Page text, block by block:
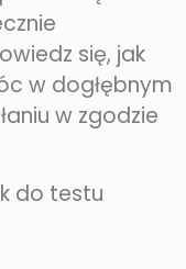
się, jak
w dogłębnym
w zgodzie
do testu